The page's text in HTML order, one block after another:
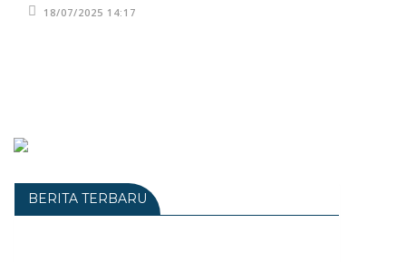
18/07/2025 14:17
BERITA TERBARU